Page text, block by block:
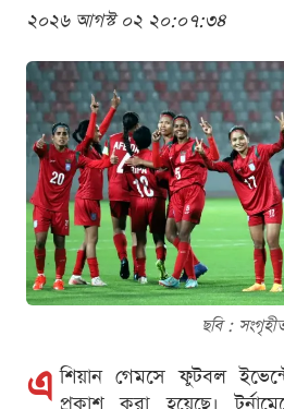
২০২৬ আগস্ট ০২ ২০:০৭:৩৪
ছবি :
এ শিয়ান গেমসে ফুটবল